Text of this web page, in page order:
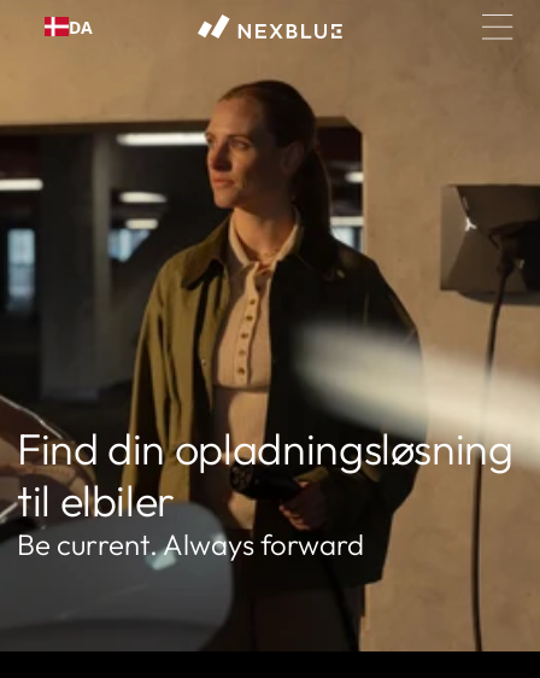
Gå til
indhold
DA
Find din opladningsløsning
til elbiler
Be current. Always forward